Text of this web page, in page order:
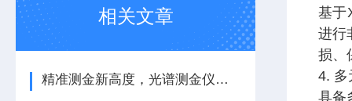
相关文章
精准测金新高度，光谱测金仪登场
基于
进行
损、
4. 多
具备